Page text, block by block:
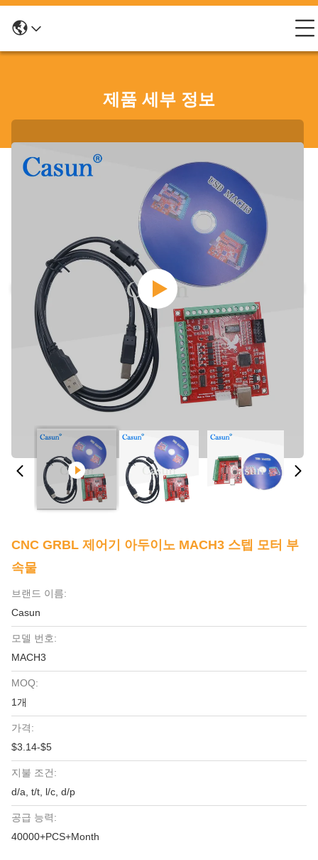
제품 세부 정보
CNC GRBL 제어기 아두이노 MACH3 스텝 모터 부
속물
브랜드 이름:
Casun
모델 번호:
MACH3
MOQ:
1개
가격:
$3.14-$5
지불 조건:
d/a, t/t, l/c, d/p
공급 능력:
40000+PCS+Month